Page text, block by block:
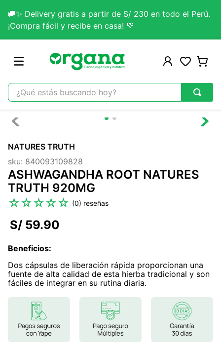
🚚✨ Delivery gratis a partir de S/ 230 en todo el Perú.
¡Compra fácil y recibe en casa! 💚
¿Qué estás buscando hoy?
TÉRMINOS MÁS BUSCADOS
2.
citrato magnesio
3.
colageno
4.
kefir
5 .
glicinato magnesio
8.
stevia
9.
ashwagandha
10. clorofila
NATURES TRUTH
sku: 840093109828
ASHWAGANDHA ROOT NATURES
TRUTH 920MG
☆☆☆☆☆ (0)
S/ 59.90
Beneficios:
Dos cápsulas de liberación rápida proporcionan una
fuente de alta calidad de esta hierba tradicional y son
fáciles de integrar en su rutina diaria.